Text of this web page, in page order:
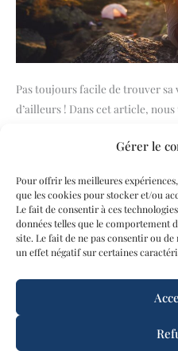
Gérer le
Pour offrir les meilleures
que les cookies pour stocker et/ou
Le fait de consentir à ces
données telles que le comportement
site. Le fait de ne pas consentir ou
un effet négatif sur certaines
Pas toujours facile de trouver
d’ailleurs ! Dans cet article,
n°1. Quelles sont les choses qui
penser aux choses qui
Lire la suite »
1